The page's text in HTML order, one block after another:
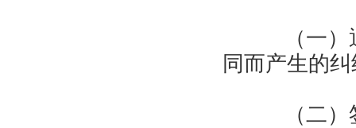
（一）通
同而产生的
（二）签